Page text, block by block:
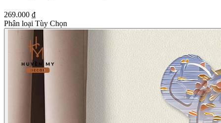
269.000 ₫
Phân loại Tùy Chọn